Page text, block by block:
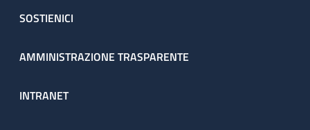
SOSTIENICI
AMMINISTRAZIONE TRASPARENTE
INTRANET